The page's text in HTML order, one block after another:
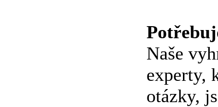
Naše
experty,
otázky,